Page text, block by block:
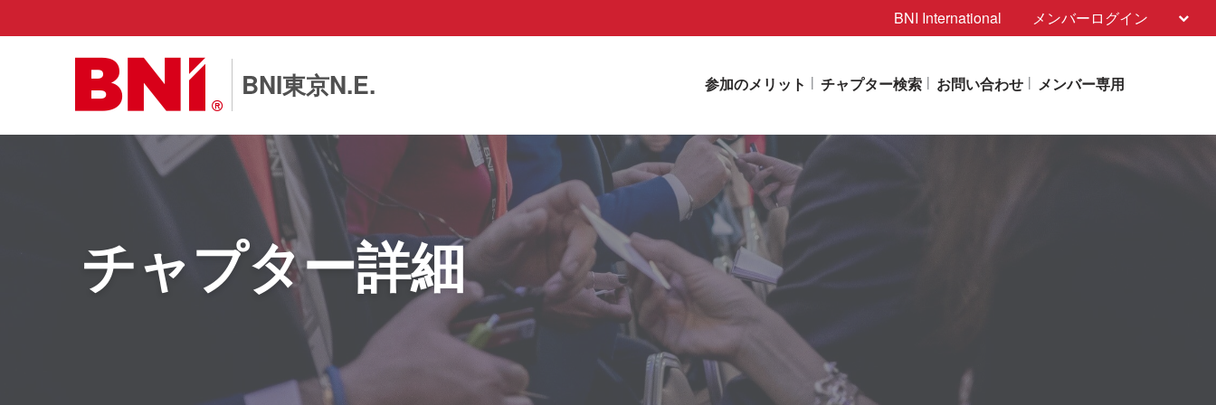
BNI International メンバーログイン
BNI東京N.E. 参加のメリット チャプター検索 お問い合わせ メンバー専用
チャプター詳細